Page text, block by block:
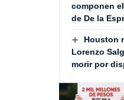
componen
de De la
Houston
Lorenzo
morir por